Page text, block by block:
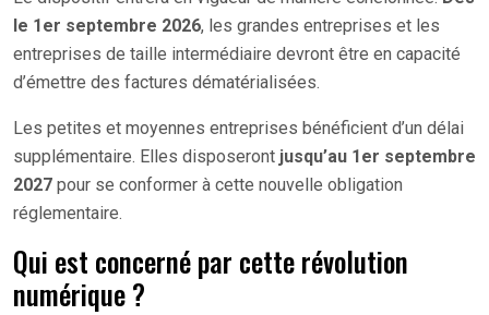
le 1er septembre 2026, les grandes entreprises et les
entreprises de taille intermédiaire devront être en capacité
d’émettre des factures dématérialisées.
Les petites et moyennes entreprises bénéficient d’un délai
supplémentaire. Elles disposeront jusqu’au 1er septembre
2027 pour se conformer à cette nouvelle obligation
réglementaire.
Qui est concerné par cette révolution
numérique ?